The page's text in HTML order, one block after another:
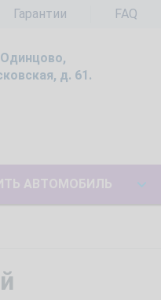
Гарантии FAQ
д. 61.
АВТОМОБИЛЬ